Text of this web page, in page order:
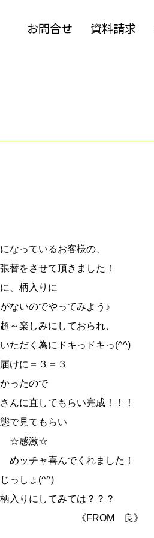
お問合せ 資料請求
なっているお客様の、
をさせて頂きました！
、柄入りに
のでやってみよう♪
～楽しみにしておられ、
ただく為にドキっドキっ(^^)
けに＝３＝３
ったので
んに直してもらい完成！！！
で見てもらい
☆
んでくれました！
っしょ(^^)
りにしてみては？？？
良》